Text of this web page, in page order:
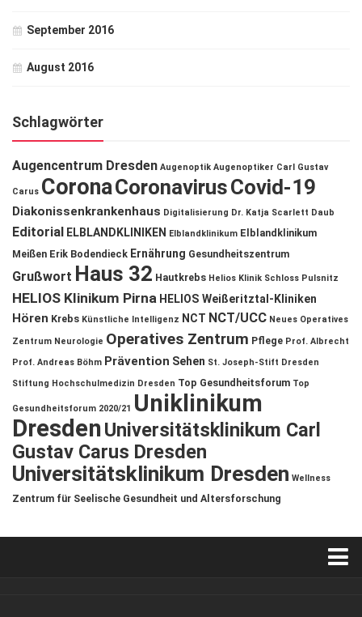
September 2016
August 2016
Schlagwörter
Augencentrum Dresden Augenoptik Augenoptiker Carl Gustav
Carus CoronaCoronavirusCovid-19
Diakonissenkrankenhaus Digitalisierung Dr. Katja Scarlett Daub
Editorial ELBLANDKLINIKEN Elblandklinikum Elblandklinikum
Meißen Erik Bodendieck Ernährung Gesundheitszentrum
Grußwort Haus 32 Hautkrebs Helios Klinik Schloss Pulsnitz
HELIOS Klinikum Pirna HELIOS Weißeritztal-Kliniken
Hören Krebs Künstliche Intelligenz NCT NCT/UCC Neues Operatives
Zentrum Neurologie Operatives Zentrum Pflege Prof. Albrecht
Prof. Andreas Böhm Prävention Sehen St. Joseph-Stift Dresden
Stiftung Hochschulmedizin Dresden Top Gesundheitsforum Top
Gesundheitsforum 2020/21 Uniklinikum
DresdenUniversitätsklinikum Carl
Gustav Carus Dresden
Universitätsklinikum Dresden Wellness
Zentrum für Seelische Gesundheit und Altersforschung